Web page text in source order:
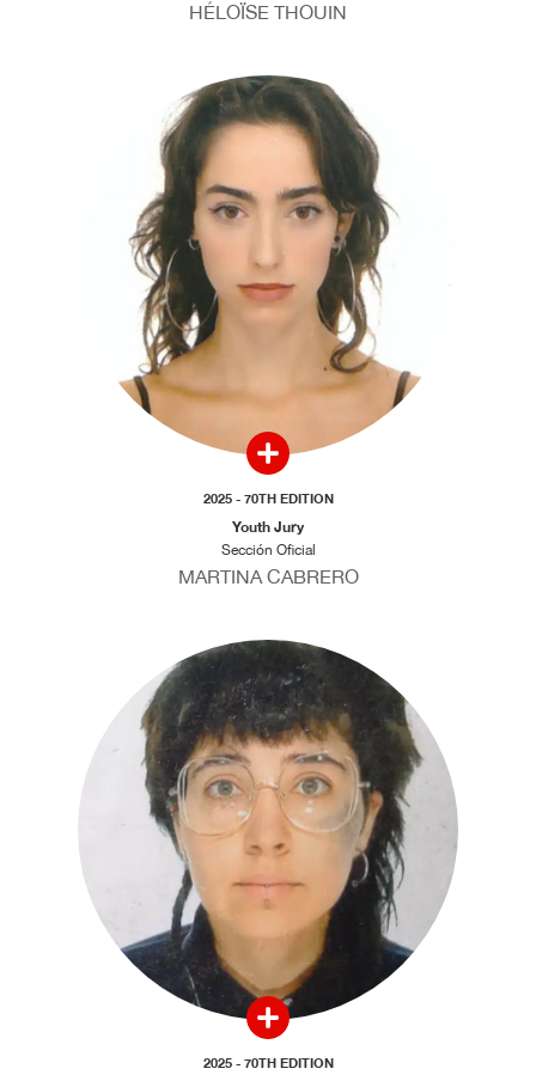
HÉLOÏSE THOUIN
2025 - 70TH EDITION
Youth Jury
Sección Oficial
MARTINA CABRERO
2025 - 70TH EDITION